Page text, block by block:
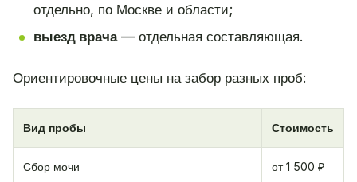
отдельно, по Москве и области;
выезд врача— отдельная составляющая.
Ориентировочные цены на забор разных проб:
Вид пробы Стоимость
Сбор мочи от 1 500 ₽